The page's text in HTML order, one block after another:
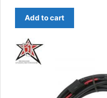
Add to cart